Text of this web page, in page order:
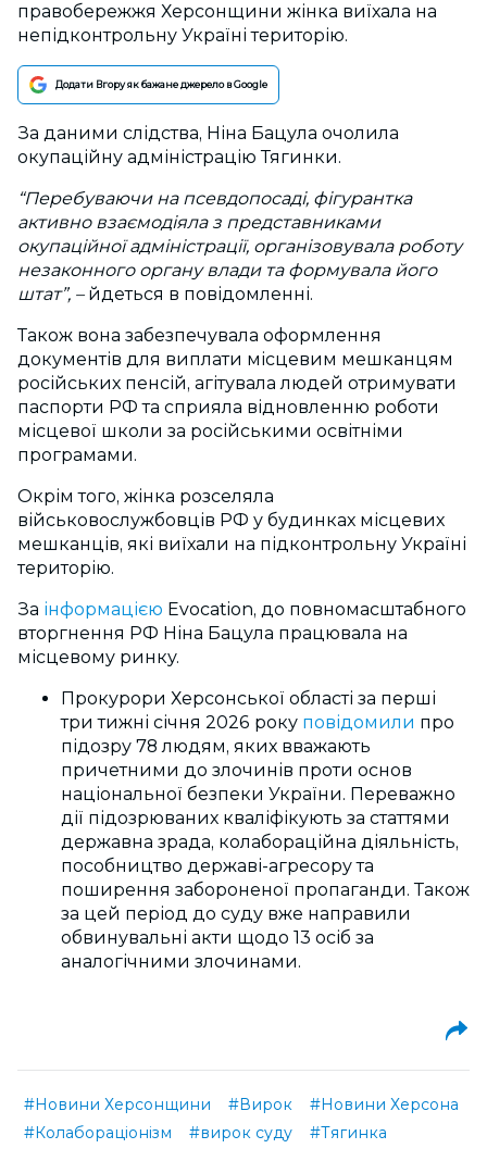
правобережжя Херсонщини жінка виїхала на
непідконтрольну Україні територію.
Додати Вгору як бажане джерело в Google
За даними слідства, Ніна Бацула очолила
окупаційну адміністрацію Тягинки.
“Перебуваючи на псевдопосаді, фігурантка
активно взаємодіяла з представниками
окупаційної адміністрації, організовувала роботу
незаконного органу влади та формувала його
штат”, –йдеться в повідомленні.
Також вона забезпечувала оформлення
документів для виплати місцевим мешканцям
російських пенсій, агітувала людей отримувати
паспорти РФ та сприяла відновленню роботи
місцевої школи за російськими освітніми
програмами.
Окрім того, жінка розселяла
військовослужбовців РФ у будинках місцевих
мешканців, які виїхали на підконтрольну Україні
територію.
За інформацією Evocation, до повномасштабного
вторгнення РФ Ніна Бацула працювала на
місцевому ринку.
Прокурори Херсонської області за перші
три тижні січня 2026 року повідомили про
підозру 78 людям, яких вважають
причетними до злочинів проти основ
національної безпеки України. Переважно
дії підозрюваних кваліфікують за статтями
державна зрада, колабораційна діяльність,
пособництво державі-агресору та
поширення забороненої пропаганди. Також
за цей період до суду вже направили
обвинувальні акти щодо 13 осіб за
аналогічними злочинами.
#Новини Херсонщини #Вирок
#Новини Херсона
#Колабораціонізм
#вирок суду #Тягинка